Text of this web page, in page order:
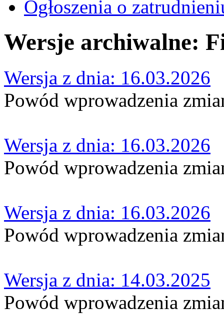
Ogłoszenia o
Wersje archiwalne:
Wersja z dnia: 16.03.2026
Powód wprowadzenia
Wersja z dnia: 16.03.2026
Powód wprowadzenia
Wersja z dnia: 16.03.2026
Powód wprowadzenia
Wersja z dnia: 14.03.2025
Powód wprowadzenia